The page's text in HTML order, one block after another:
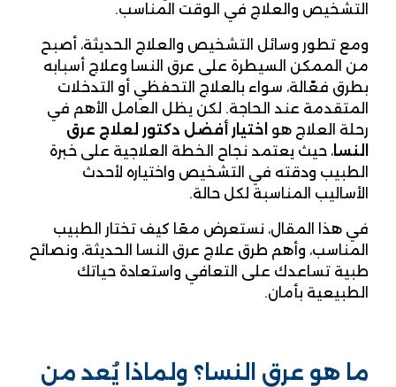
التشخيص والعلاج في الوقت المناسب.
ومع تطور وسائل التشخيص والعلاج الحديثة، أصبح
من الممكن السيطرة على عرق النسا وعلاج أسبابه
بطرق فعّالة، سواء بالعلاج التحفظي أو التدخلات
المتقدمة عند الحاجة. لكن يظل العامل الأهم في
رحلة العلاج هو اختيار أفضل دكتور لعلاج عرق
النسا، حيث يعتمد نجاح الخطة العلاجية على خبرة
الطبيب ودقته في التشخيص واختياره لأحدث
الأساليب المناسبة لكل حالة.
في هذا المقال، نستعرض معًا كيف تختار الطبيب
المناسب، وأهم طرق علاج عرق النسا الحديثة، ونصائح
طبية تساعدك على التعافي واستعادة حياتك
الطبيعية بأمان.
ما هو عرق النسا؟ ولماذا يُعد من